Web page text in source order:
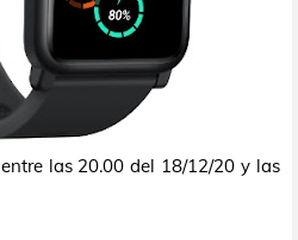
las 20.00 del 18/12/20 y las